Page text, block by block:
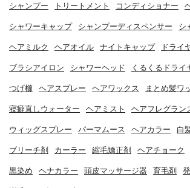
シャンプー トリートメント コンディショナー
シャワーキャップ シャンプーディスペンサー シ
ヘアミルク ヘアオイル ナイトキャップ ドライ
ブラシアイロン シャワーヘッド くるくるドライ
つげ櫛 ヘアスプレー ヘアワックス まとめ髪ワ
寝癖直しウォーター ヘアミスト ヘアフレグラン
ウィッグスプレー パーマムース ヘアカラー 白
ブリーチ剤 カーラー 縮毛矯正剤 ヘアチョーク
黒染め ヘナカラー 頭皮マッサージ器 育毛剤